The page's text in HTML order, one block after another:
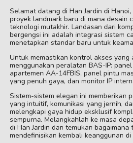
Selamat datang di Han Jardin di
proyek landmark baru di mana desain
teknologi mutakhir. Landasan dari
bergengsi ini adalah integrasi sistem
menetapkan standar baru untuk
Untuk memastikan kontrol akses yang
menggunakan peralatan BAS-IP:
apartemen AA-14FBIS, panel pintu
yang penuh gaya, dan monitor IP
Sistem-sistem elegan ini memberikan
yang intuitif, komunikasi yang jernih,
melengkapi gaya hidup eksklusif
sempurna. Melangkahlah ke masa
di Han Jardin dan temukan bagaimana
mendefinisikan kembali keanggunan di